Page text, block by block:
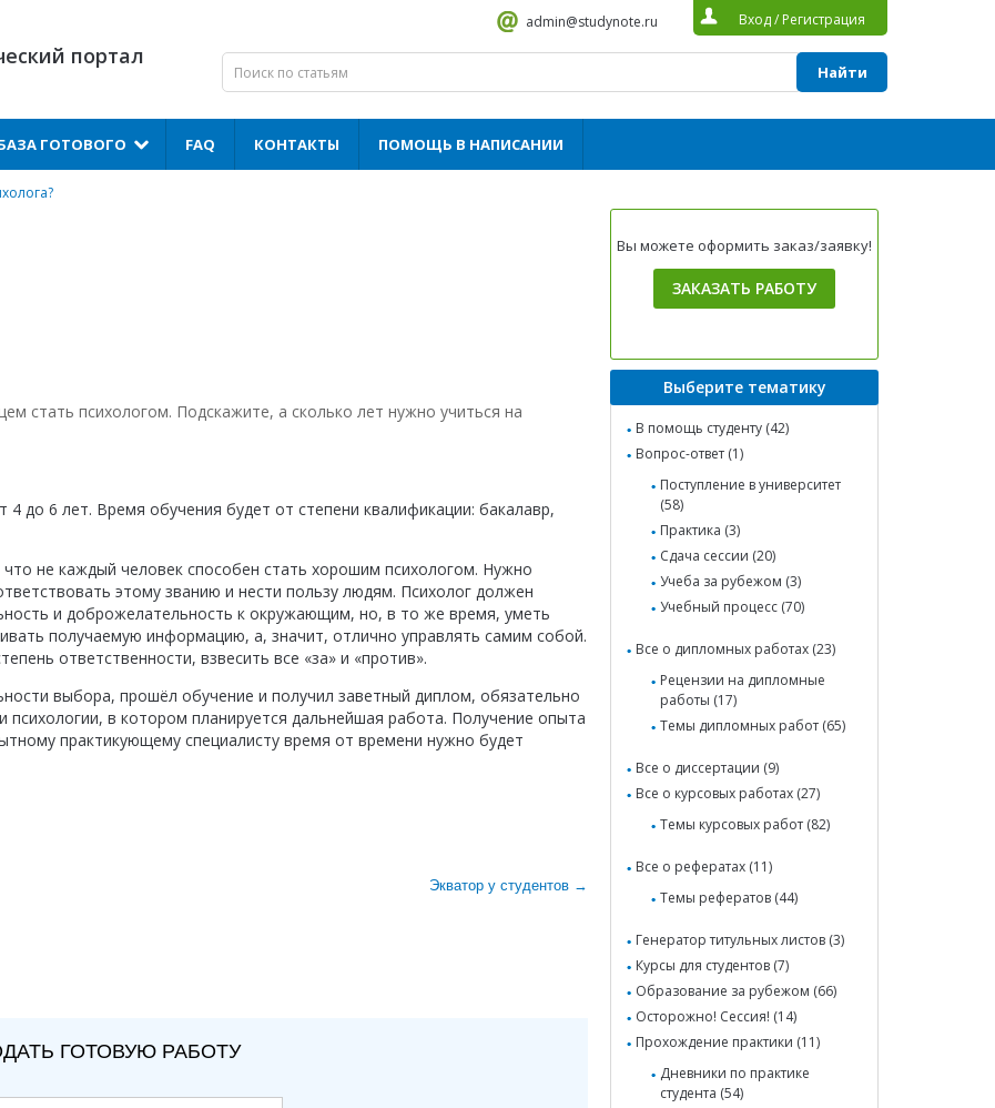
портал
admin@studynote.ru Вход/ Регистрация
Найти
ГОТОВОГО FAQ КОНТАКТЫ ПОМОЩЬ В НАПИСАНИИ
стать психологом. Подскажите, а сколько лет нужно учиться на
до 6 лет. Время обучения будет от степени квалификации: бакалавр,
что не каждый человек способен стать хорошим психологом. Нужно
этому званию и нести пользу людям. Психолог должен
и доброжелательность к окружающим, но, в то же время, уметь
получаемую информацию, а, значит, отлично управлять самим собой.
ответственности, взвесить все «за» и «против».
выбора, прошёл обучение и получил заветный диплом, обязательно
психологии, в котором планируется дальнейшая работа. Получение опыта
практикующему специалисту время от времени нужно будет
Экватор у студентов →
ГОТОВУЮ РАБОТУ
Вы можете оформить заказ/заявку!
ЗАКАЗАТЬ РАБОТУ
Выберите тематику
В помощь студенту (42)
Вопрос-ответ (1)
Поступление в университет
(58)
Практика (3)
Сдача сессии (20)
Учеба за рубежом (3)
Учебный процесс (70)
Все о дипломных работах (23)
Рецензии на дипломные
работы (17)
Темы дипломных работ (65)
Все о диссертации (9)
Все о курсовых работах (27)
Темы курсовых работ (82)
Все о рефератах (11)
Темы рефератов (44)
Генератор титульных листов (3)
Курсы для студентов (7)
Образование за рубежом (66)
Осторожно! Сессия! (14)
Прохождение практики (11)
Дневники по практике
студента (54)